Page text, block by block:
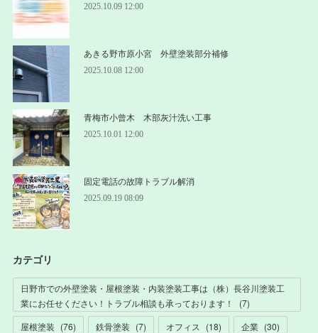
2025.10.09 12:00
あきる野市原小宮 外壁塗装部分補修
2025.10.08 12:00
青梅市小曾木 木部灰汁洗い工事
2025.10.01 12:00
固定電話の故障トラブル解消
2025.09.19 08:09
カテゴリ
日野市での外壁塗装・屋根塗装・内装塗装工事は（株）長谷川塗装工
業にお任せください！トラブル相談も承っております！
(7)
屋根塗装 (76) 鉄骨塗装 (7) オフィス (18) 企業 (30)